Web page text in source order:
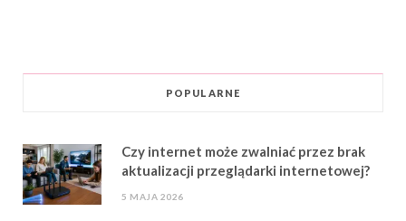
POPULARNE
Czy internet może zwalniać przez brak
aktualizacji przeglądarki internetowej?
5 MAJA 2026